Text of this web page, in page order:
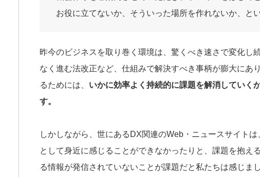
お役に立てないか、そういった場所を作れないか、と
昨今のビジネスを取り巻く環境は、驚くべき速さで変化し
なく進む法改正など、仕組みで解決すべき事柄が膨大にあ
るためには、 いかに効率よく持続的に課題を解消していく
す。
しかしながら、世にあるDX関連のWeb・ニュースサイト
として身近に感じることができなかったりと、課題を抱え
る情報が発信されていないことが課題だと私たちは感じまし